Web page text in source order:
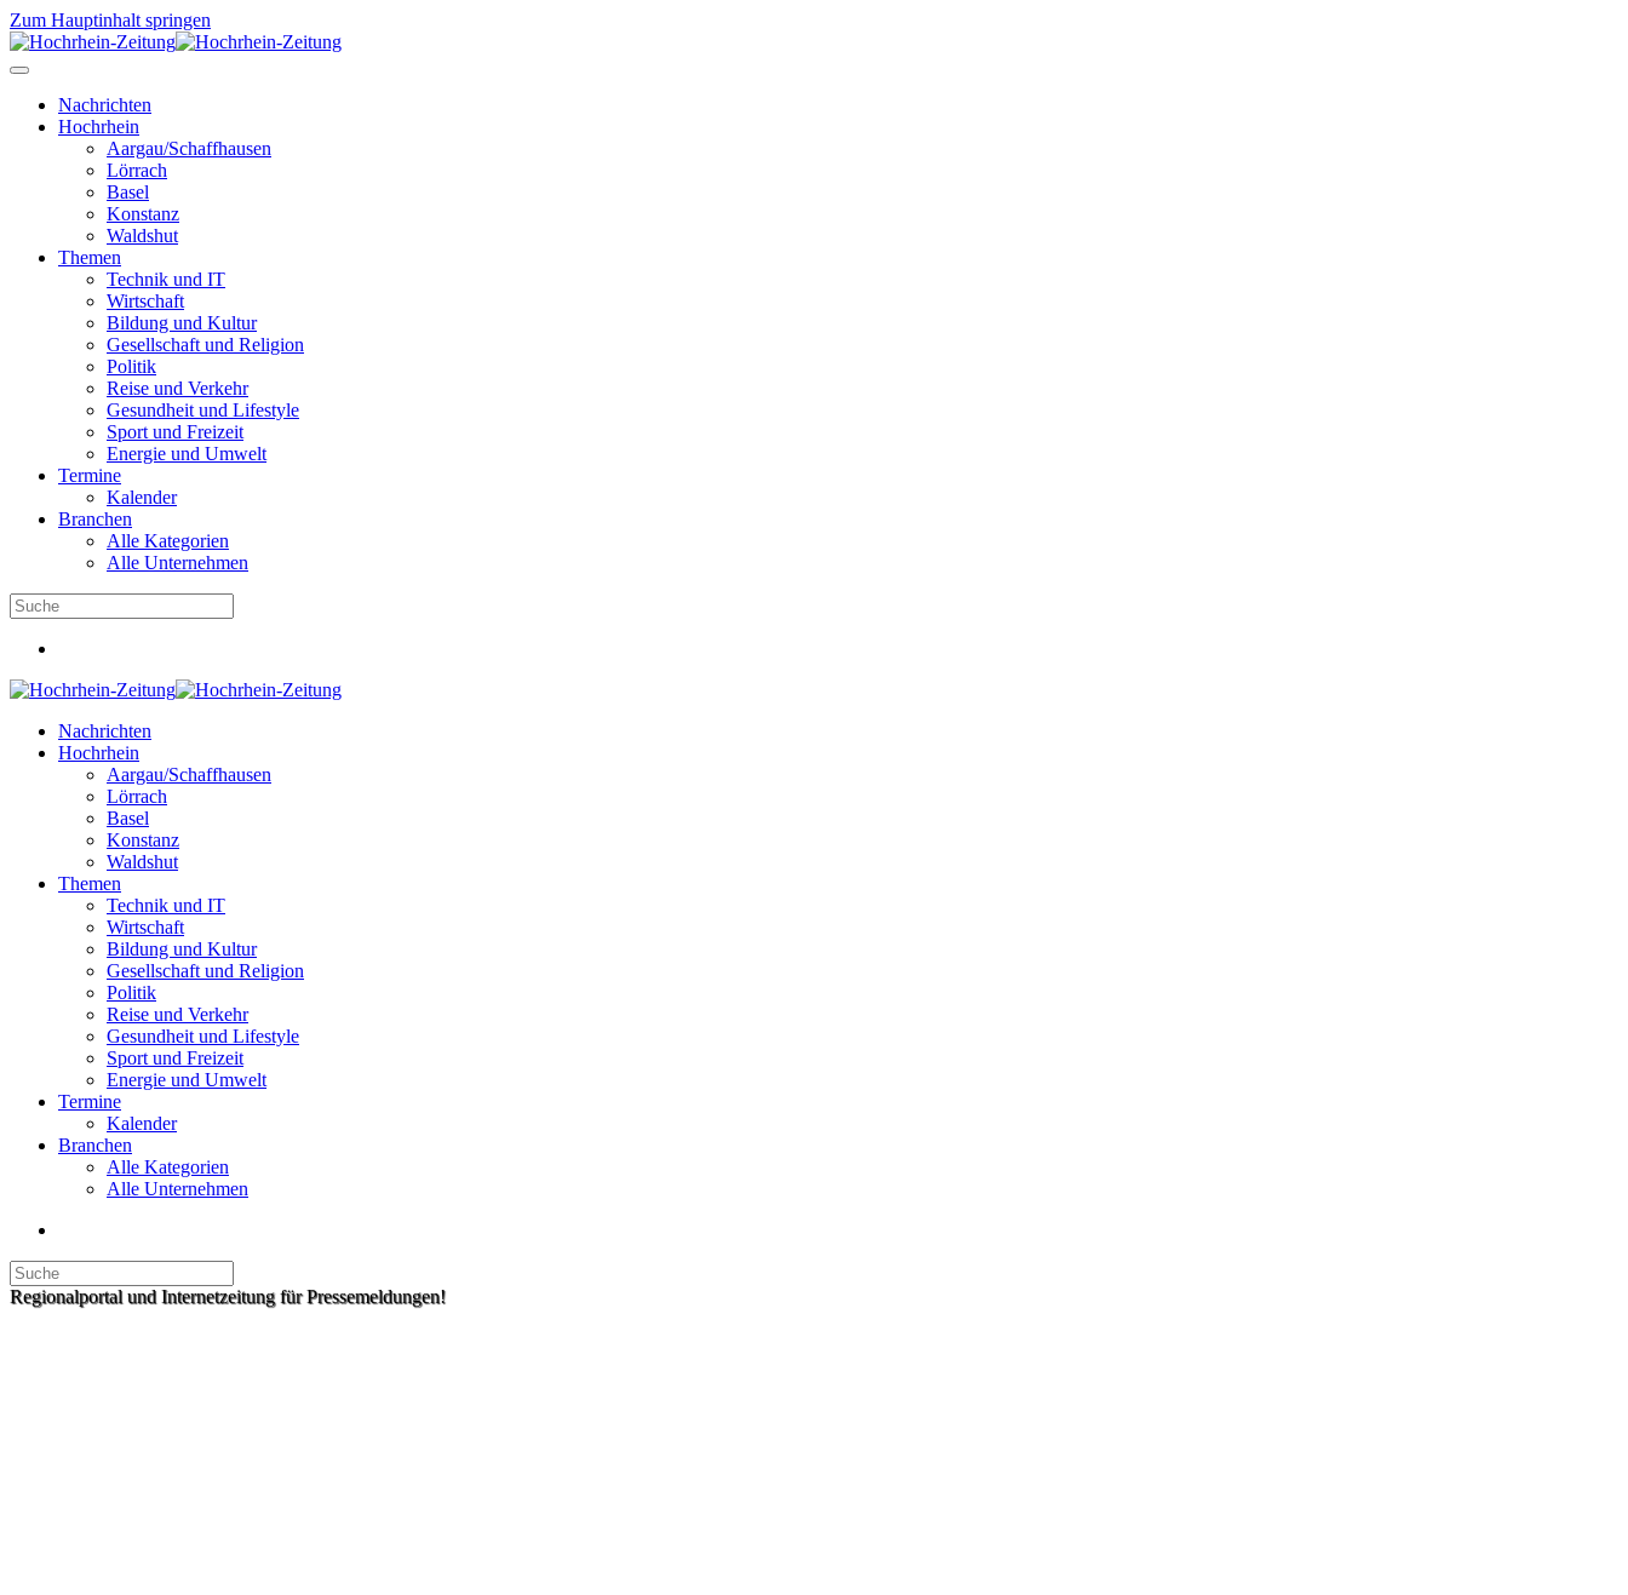
Zum Hauptinhalt springen
Nachrichten
Hochrhein
Aargau/Schaffhausen
Lörrach
Basel
Konstanz
Waldshut
Themen
Technik und IT
Wirtschaft
Bildung und Kultur
Gesellschaft und Religion
Politik
Reise und Verkehr
Gesundheit und Lifestyle
Sport und Freizeit
Energie und Umwelt
Termine
Kalender
Branchen
Alle Kategorien
Alle Unternehmen
Nachrichten
Hochrhein
Aargau/Schaffhausen
Lörrach
Basel
Konstanz
Waldshut
Themen
Technik und IT
Wirtschaft
Bildung und Kultur
Gesellschaft und Religion
Politik
Reise und Verkehr
Gesundheit und Lifestyle
Sport und Freizeit
Energie und Umwelt
Termine
Kalender
Branchen
Alle Kategorien
Alle Unternehmen
Regionalportal und Internetzeitung für Pressemeldungen!